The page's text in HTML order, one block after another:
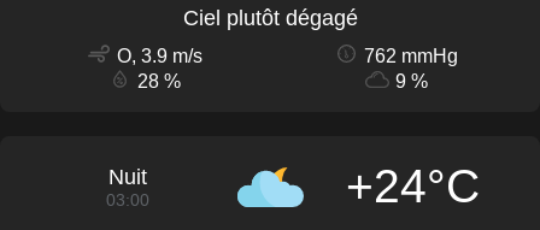
Ciel plutôt dégagé
O, 3.9 m/s
762 mmHg
28 %
9 %
Nuit
03:00 +24°C